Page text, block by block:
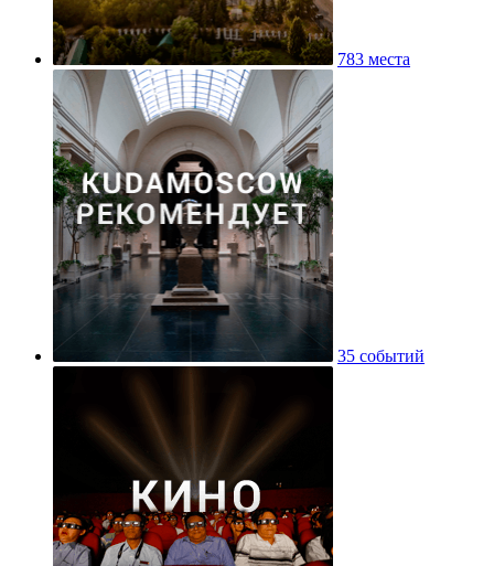
783 места
35 событий